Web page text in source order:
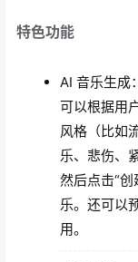
特色功能
AI 音乐生成
可以根据用
风格（比如
乐、悲伤、
然后点击“
乐。还可以
用。